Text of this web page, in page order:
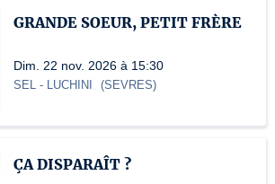
GRANDE SOEUR, PETIT FRÈRE
Dim. 22 nov. 2026 à 15:30
SEL - LUCHINI (SEVRES)
ÇA DISPARAÎT ?